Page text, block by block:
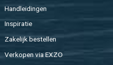
Hand­lei­din­gen
In­spi­ra­tie
Za­ke­lijk be­stel­len
Ver­ko­pen via EXZO